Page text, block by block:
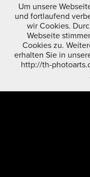
Tankers fern ab
nicht einfach an sich
immer.
Reportage
Um unsere
und fortlaufend
wir Cookies.
Webseite
Cookies zu.
erhalten Sie in
http://th-